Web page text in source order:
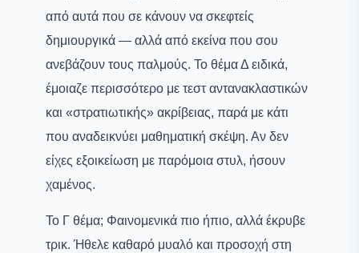
από αυτά που σε κάνουν να σκεφτείς
δημιουργικά — αλλά από εκείνα που σου
ανεβάζουν τους παλμούς. Το θέμα Δ ειδικά,
έμοιαζε περισσότερο με τεστ αντανακλαστικών
και «στρατιωτικής» ακρίβειας, παρά με κάτι
που αναδεικνύει μαθηματική σκέψη. Αν δεν
είχες εξοικείωση με παρόμοια στυλ, ήσουν
χαμένος.
Το Γ θέμα; Φαινομενικά πιο ήπιο, αλλά έκρυβε
τρικ. Ήθελε καθαρό μυαλό και προσοχή στη